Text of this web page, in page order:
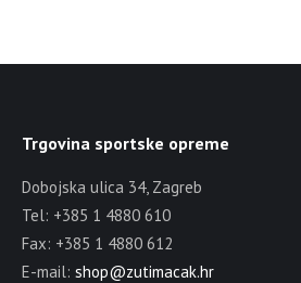
Trgovina sportske opreme
Dobojska ulica 34, Zagreb
Tel: +385 1 4880 610
Fax: +385 1 4880 612
E-mail: shop@zutimacak.hr